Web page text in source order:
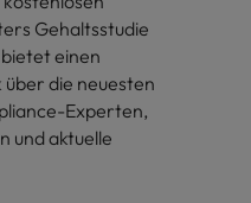
Gehaltsstudie
einen
die neuesten
Experten,
und aktuelle